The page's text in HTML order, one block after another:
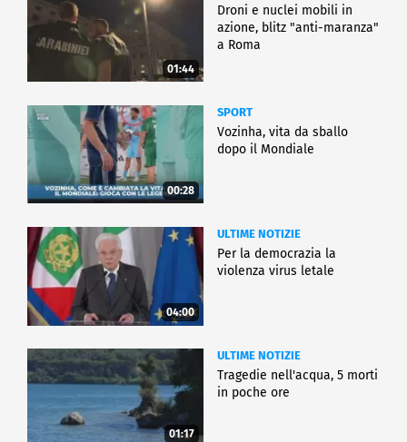
01:44
Droni e nuclei mobili in
azione, blitz "anti-maranza"
a Roma
00:28
SPORT
Vozinha, vita da sballo
dopo il Mondiale
04:00
ULTIME NOTIZIE
Per la democrazia la
violenza virus letale
01:17
ULTIME NOTIZIE
Tragedie nell'acqua, 5 morti
in poche ore